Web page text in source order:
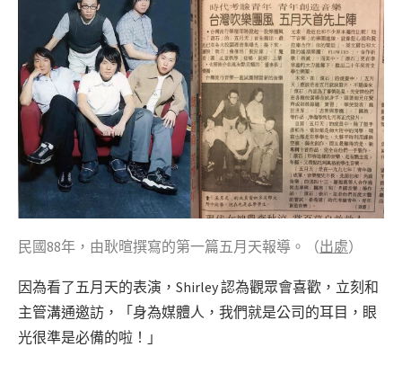
民國88年，由耿暄撰寫的第一篇五月天報導。（出處）
因為看了五月天的表演，Shirley 認為觀眾會喜歡，立刻和
主管溝通邀訪，「身為媒體人，我們就是公司的耳目，眼
光很準是必備的啦！」